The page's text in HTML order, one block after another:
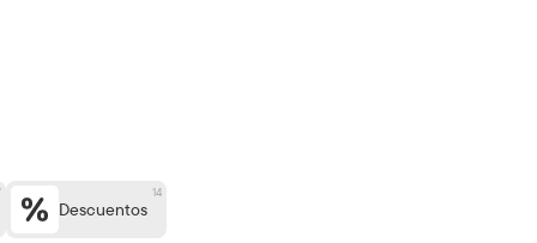
Descuentos
14